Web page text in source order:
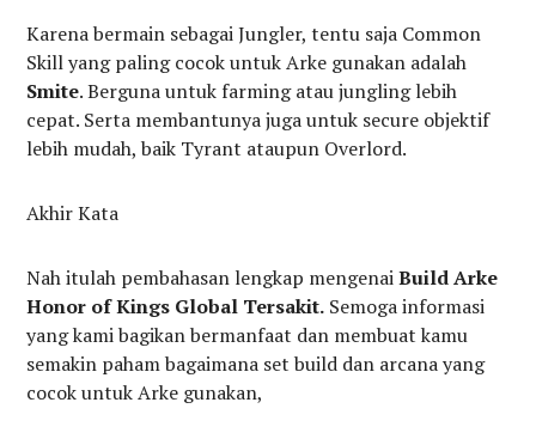
Karena bermain sebagai Jungler, tentu saja Common
Skill yang paling cocok untuk Arke gunakan adalah
Smite. Berguna untuk farming atau jungling lebih
cepat. Serta membantunya juga untuk secure objektif
lebih mudah, baik Tyrant ataupun Overlord.
Akhir Kata
Nah itulah pembahasan lengkap mengenaiBuild Arke
Honor of Kings Global Tersakit. Semoga informasi
yang kami bagikan bermanfaat dan membuat kamu
semakin paham bagaimana set build dan arcana yang
cocok untuk Arke gunakan,